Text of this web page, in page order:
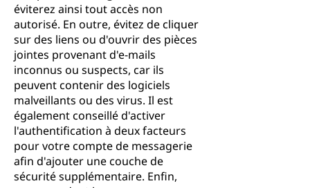
éviterez ainsi tout accès non
autorisé. En outre, évitez de cliquer
sur des liens ou d'ouvrir des pièces
jointes provenant d'e-mails
inconnus ou suspects, car ils
peuvent contenir des logiciels
malveillants ou des virus. Il est
également conseillé d'activer
l'authentification à deux facteurs
pour votre compte de messagerie
afin d'ajouter une couche de
sécurité supplémentaire. Enfin,